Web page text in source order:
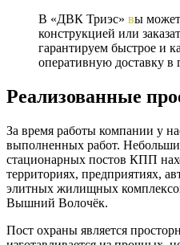
В «ДВК Триэс» вы
конструкцией или
гарантируем быстрое и
оперативную доставку
Реализованные
За время работы компании у
выполненных работ.
стационарных постов КПП
территориях, предприятиях,
элитных жилищных
Вышний Волочёк.
Пост охраны является